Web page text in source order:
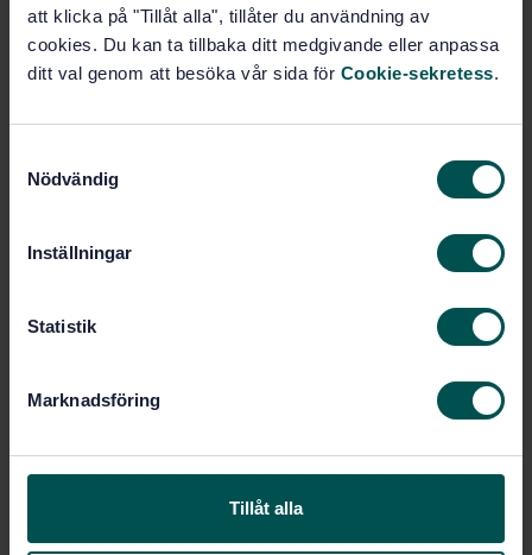
att klicka på "Tillåt alla", tillåter du användning av
cookies. Du kan ta tillbaka ditt medgivande eller anpassa
ditt val genom att besöka vår sida för Cookie-sekretess.
Nödvändig
Inställningar
Statistik
Marknadsföring
Tillåt alla
Pris:1 097 SEK
PDF
Lägg i varukorgen
Språk:
Internationell titel:
Extended application of
Nonloadbearing walls - Part 5: Metal
sandwich panel construction
Utgåva:1
2009-11-12
Antal sidor:32